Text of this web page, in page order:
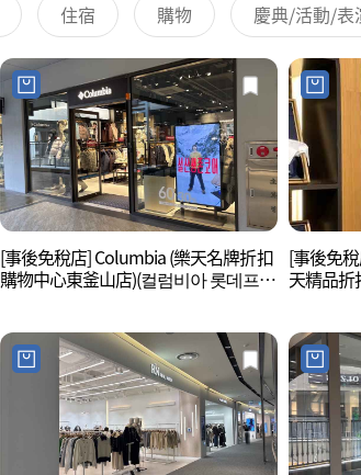
住宿 購物 慶典/活動/表
[事後免稅店] Columbia (樂天名牌折扣
購物中心東釜山店)(컬럼비아 롯데프리
[事後免
天精品折